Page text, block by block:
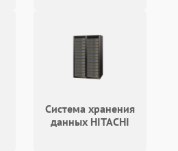
Система хранения
данных HITACHI